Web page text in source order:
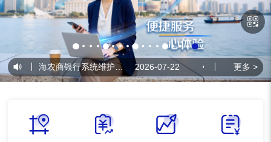
• 上海农商银行系统维护公告 2026-07-22 上海农商银行系统维
更多 >